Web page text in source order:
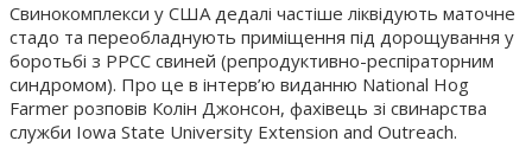
Свинокомплекси у США дедалі частіше ліквідують маточне
стадо та переобладнують приміщення під дорощування у
боротьбі з РРСС свиней (репродуктивно-респіраторним
синдромом). Про це в інтерв’ю виданню National Hog
Farmer розповів Колін Джонсон, фахівець зі свинарства
служби Iowa State University Extension and Outreach.